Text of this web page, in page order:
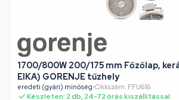
1700/800W 200/175 mm Főzőlap,
EIKA) GORENJE tűzhely
eredeti (gyári) minőség•Cikkszám: FFU616
Készleten: 2 db, 24-72 órás kiszállítással